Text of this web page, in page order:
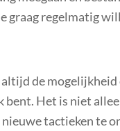
graag regelmatig
de
Het is niet
tactieken te